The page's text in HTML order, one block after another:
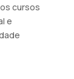
cursos
e